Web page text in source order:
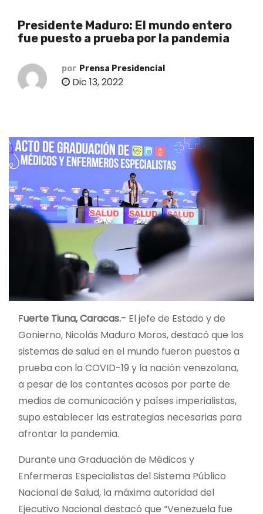
Presidente Maduro: El mundo entero
fue puesto a prueba por la pandemia
por Prensa Presidencial
Dic 13, 2022
Fuerte Tiuna, Caracas.- El jefe de Estado y de
Gonierno, Nicolás Maduro Moros, destacó que los
sistemas de salud en el mundo fueron puestos a
prueba con la COVID-19 y la nación venezolana,
a pesar de los contantes acosos por parte de
medios de comunicación y países imperialistas,
supo establecer las estrategias necesarias para
afrontar la pandemia.
Durante una Graduación de Médicos y
Enfermeras Especialistas del Sistema Público
Nacional de Salud, la máxima autoridad del
Ejecutivo Nacional destacó que “Venezuela fue